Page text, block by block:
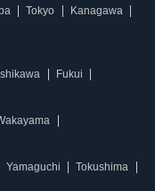
Tokyo
Kanagawa
Ishikawa Fukui
Yamaguchi
Tokushima